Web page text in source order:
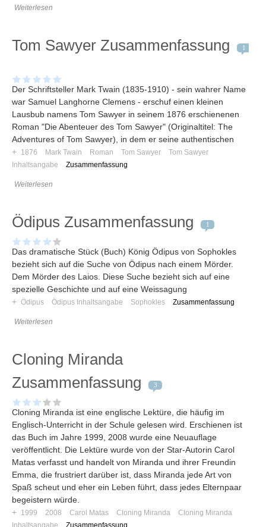
Weiterlesen
Tom Sawyer Zusammenfassung 1
Der Schriftsteller Mark Twain (1835-1910) - sein wahrer Name
war Samuel Langhorne Clemens - erschuf einen kleinen
Lausbub namens Tom Sawyer in seinem 1876 erschienenen
Roman "Die Abenteuer des Tom Sawyer" (Originaltitel: The
Adventures of Tom Sawyer), in dem er seine authentischen
+ 1876 Mark Twain Roman Tom Sawyer
Tom Sawyer
Inhaltsangabe
Zusammenfassung
Weiterlesen
Ödipus Zusammenfassung 1
Das dramatische Stück (Buch) König Ödipus von Sophokles
bezieht sich auf die Suche von Ödipus nach einem Mörder.
Dem Mörder des Laios. Diese Suche bezieht sich auf eine
spezielle Geschichte und auf eine Weissagung
+ Ödipus Ödipus Inhaltsangabe Sophokles Zusammenfassung
Weiterlesen
Cloning Miranda
Zusammenfassung
3
Cloning Miranda ist eine englische Lektüre, die häufig im
Englisch-Unterricht in der Schule gelesen wird. Erschienen ist
das Buch im Jahre 1999, 2008 wurde eine Neuauflage
veröffentlicht. Die Lektüre wurde von der Star-Autorin Carol
Matas verfasst und handelt von Miranda und ihrer Freundin
Emma, die frustriert darüber ist, dass Miranda jede Art von
Spaß scheut und eher ein Leben führt, dass jedes Elternpaar
begeistern würde.
+ 1999 2008 Carol Matas Cloning Miranda
Cloning Miranda
Inhaltsangabe
Zusammenfassung